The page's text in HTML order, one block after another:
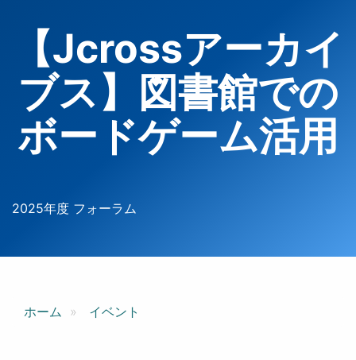
ー
【Jcrossアーカイ
ブス】図書館での
ボードゲーム活用
2025年度 フォーラム
ホーム イベント